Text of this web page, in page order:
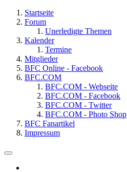
Startseite
Forum
Unerledigte Themen
Kalender
Termine
Mitglieder
BFC Online - Facebook
BFC.COM
BFC.COM - Webseite
BFC.COM - Facebook
BFC.COM - Twitter
BFC.COM - Photo Shop
BFC Fanartikel
Impressum